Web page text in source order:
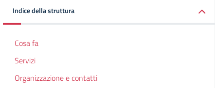
Indice della struttura
Cosa fa
Servizi
Organizzazione e contatti